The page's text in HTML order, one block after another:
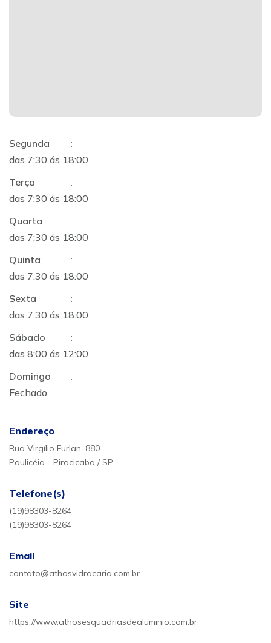
Segunda
:
das 7:30 ás 18:00
Terça
:
das 7:30 ás 18:00
Quarta
:
das 7:30 ás 18:00
Quinta
:
das 7:30 ás 18:00
Sexta
:
das 7:30 ás 18:00
Sábado
:
das 8:00 ás 12:00
Domingo
:
Fechado
Endereço
Rua Virgílio Furlan, 880
Paulicéia - Piracicaba / SP
Telefone(s)
(19)98303-8264
(19)98303-8264
Email
contato@athosvidracaria.com.br
Site
https://www.athosesquadriasdealuminio.com.br